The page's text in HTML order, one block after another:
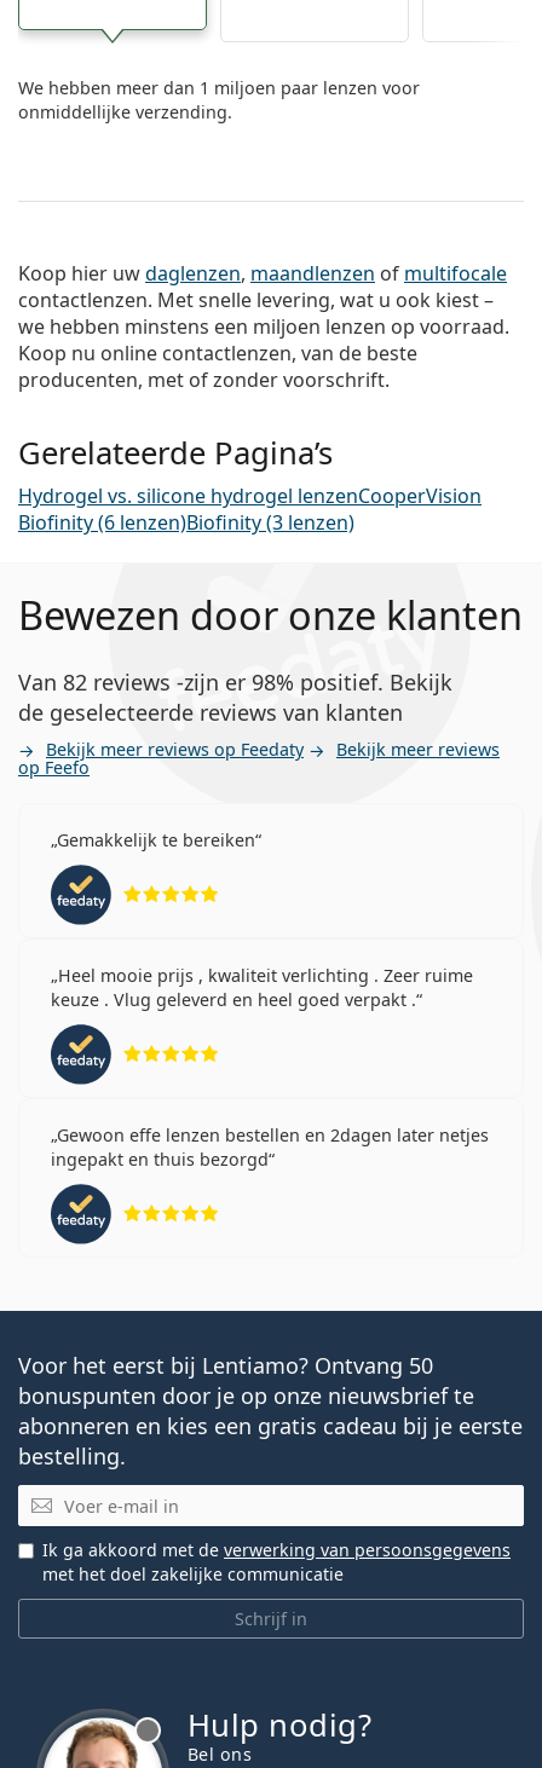
We hebben meer dan 1 miljoen paar lenzen voor
onmiddellijke verzending.
Koop hier uwdaglenzen, maandlenzen of multifocale
contactlenzen. Met snelle levering, wat u ook kiest –
we hebben minstens een miljoen lenzen op voorraad.
Koop nu online contactlenzen, van de beste
producenten, met of zonder voorschrift.
Gerelateerde Pagina’s
Hydrogel vs. silicone hydrogel lenzenCooperVision
Biofinity (6 lenzen)Biofinity (3 lenzen)
Bewezen door onze klanten
Van 82 reviews -zijn er 98% positief. Bekijk
de geselecteerde reviews van klanten
Bekijk meer reviews op Feedaty Bekijk meer reviews
op Feefo
Gemakkelijk te bereiken
Heel mooie prijs , kwaliteit verlichting . Zeer ruime
keuze . Vlug geleverd en heel goed verpakt .
Gewoon effe lenzen bestellen en 2dagen later netjes
ingepakt en thuis bezorgd
Voor het eerst bij Lentiamo? Ontvang 50
bonuspunten door je op onze nieuwsbrief te
abonneren en kies een gratis cadeau bij je eerste
bestelling.
E-mail
Schrijf in
Ik ga akkoord met de verwerking van persoonsgegevens
met het doel zakelijke communicatie
Hulp nodig?
Bel ons